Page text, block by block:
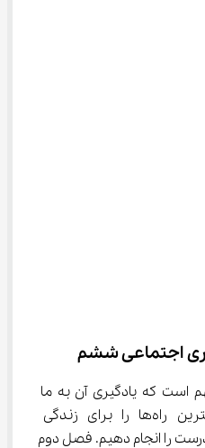
اجتماعی ششم
که یادگیری آن به ما
کمک می‌کند تا بتوانیم بهترین راه‌ها را برای زندگی
را انجام دهیم. فصل دوم